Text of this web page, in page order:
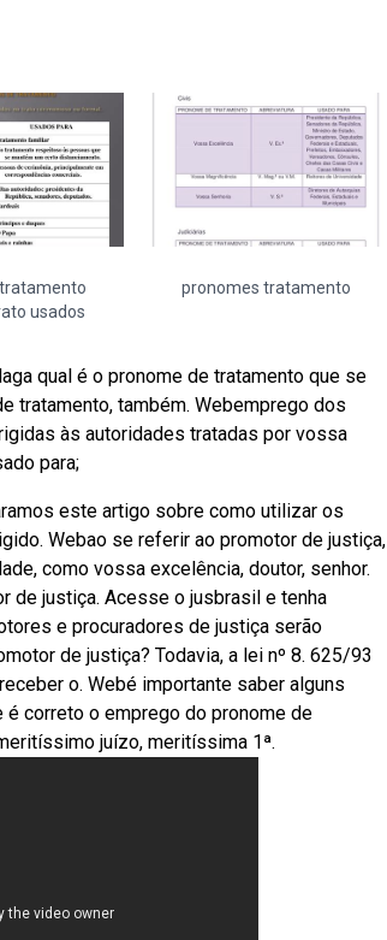
usados
pronomes tratamento
qual é o pronome de tratamento que se
tratamento, também. Webemprego dos
às autoridades tratadas por vossa
para;
este artigo sobre como utilizar os
Webao se referir ao promotor de justiça,
como vossa excelência, doutor, senhor.
de justiça. Acesse o jusbrasil e tenha
e procuradores de justiça serão
de justiça? Todavia, a lei nº 8. 625/93
o. Webé importante saber alguns
correto o emprego do pronome de
juízo, meritíssima 1ª.